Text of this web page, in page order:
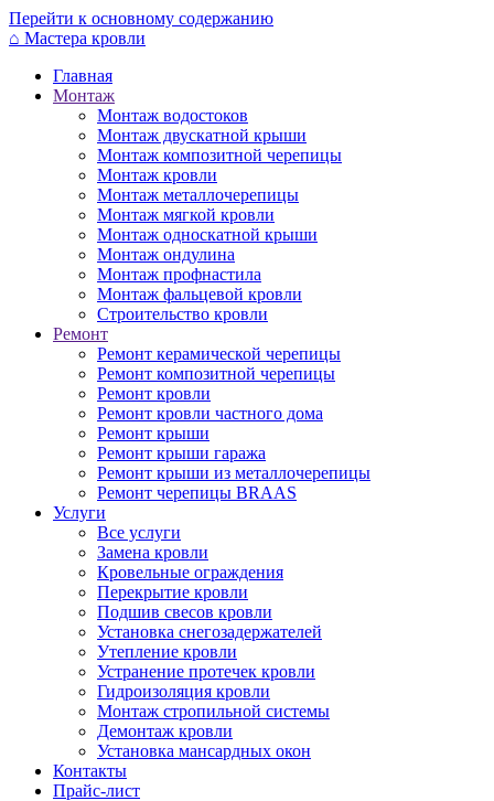
Перейти к основному содержанию
⌂ Мастера кровли
Главная
Монтаж
Монтаж водостоков
Монтаж двускатной крыши
Монтаж композитной черепицы
Монтаж кровли
Монтаж металлочерепицы
Монтаж мягкой кровли
Монтаж односкатной крыши
Монтаж ондулина
Монтаж профнастила
Монтаж фальцевой кровли
Строительство кровли
Ремонт
Ремонт керамической черепицы
Ремонт композитной черепицы
Ремонт кровли
Ремонт кровли частного дома
Ремонт крыши
Ремонт крыши гаража
Ремонт крыши из металлочерепицы
Ремонт черепицы BRAAS
Услуги
Все услуги
Замена кровли
Кровельные ограждения
Перекрытие кровли
Подшив свесов кровли
Установка снегозадержателей
Утепление кровли
Устранение протечек кровли
Гидроизоляция кровли
Монтаж стропильной системы
Демонтаж кровли
Установка мансардных окон
Контакты
Прайс-лист